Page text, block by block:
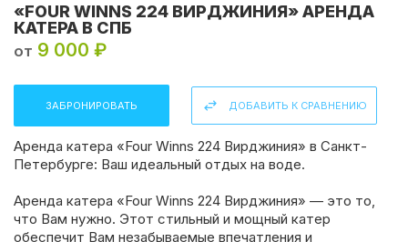
«FOUR WINNS 224 ВИРДЖИНИЯ» АРЕНДА
КАТЕРА В СПБ
от 9 000 ₽
ЗАБРОНИРОВАТЬ ДОБАВИТЬ К СРАВНЕНИЮ
Аренда катера «Four Winns 224 Вирджиния» в Санкт-
Петербурге: Ваш идеальный отдых на воде.
Аренда катера «Four Winns 224 Вирджиния» — это то,
что Вам нужно. Этот стильный и мощный катер
обеспечит Вам незабываемые впечатления и